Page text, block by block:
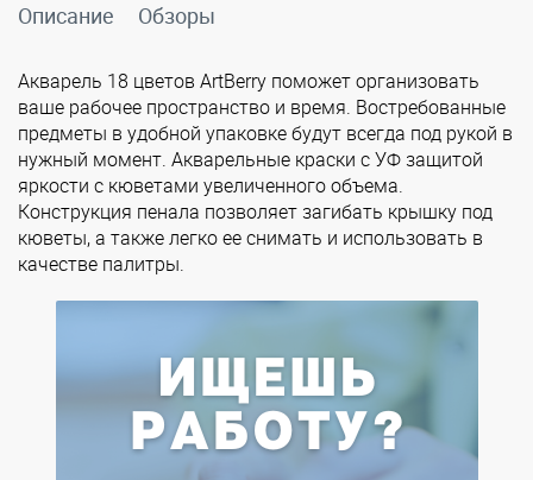
Описание Обзоры
Акварель 18 цветов ArtBerry поможет организовать
ваше рабочее пространство и время. Востребованные
предметы в удобной упаковке будут всегда под рукой в
нужный момент. Акварельные краски с УФ защитой
яркости с кюветами увеличенного объема.
Конструкция пенала позволяет загибать крышку под
кюветы, а также легко ее снимать и использовать в
качестве палитры.